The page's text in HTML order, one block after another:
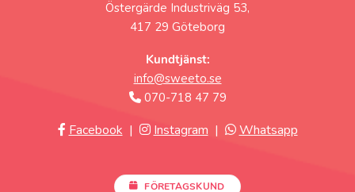
Östergärde Industriväg 53,
417 29 Göteborg
Kundtjänst:
info@sweeto.se
070-718 47 79
Facebook| Instagram| Whatsapp
FÖRETAGSKUND